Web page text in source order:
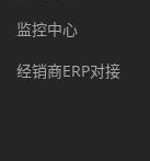
监控中心
经销商ERP对接